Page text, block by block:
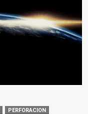
PERFORACION